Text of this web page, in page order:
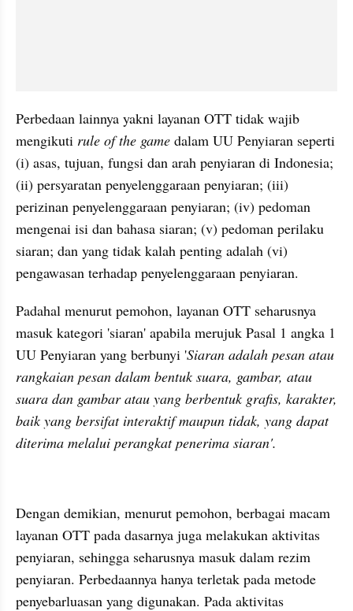
Perbedaan lainnya yakni layanan OTT tidak wajib
mengikuti rule of the game dalam UU Penyiaran seperti
(i) asas, tujuan, fungsi dan arah penyiaran di Indonesia;
(ii) persyaratan penyelenggaraan penyiaran; (iii)
perizinan penyelenggaraan penyiaran; (iv) pedoman
mengenai isi dan bahasa siaran; (v) pedoman perilaku
siaran; dan yang tidak kalah penting adalah (vi)
pengawasan terhadap penyelenggaraan penyiaran.
Padahal menurut pemohon, layanan OTT seharusnya
masuk kategori 'siaran' apabila merujuk Pasal 1 angka 1
UU Penyiaran yang berbunyi 'Siaran adalah pesan atau
rangkaian pesan dalam bentuk suara, gambar, atau
suara dan gambar atau yang berbentuk grafis, karakter,
baik yang bersifat interaktif maupun tidak, yang dapat
diterima melalui perangkat penerima siaran'.
Dengan demikian, menurut pemohon, berbagai macam
layanan OTT pada dasarnya juga melakukan aktivitas
penyiaran, sehingga seharusnya masuk dalam rezim
penyebarluasan yang digunakan. Pada aktivitas